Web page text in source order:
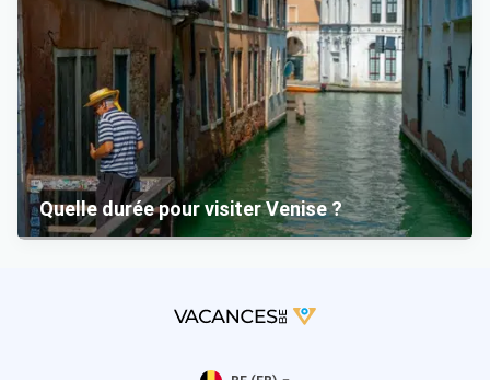
Quelle durée pour visiter Venise ?